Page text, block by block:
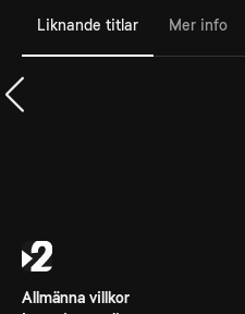
Liknande titlar Mer info
Allmänna villkor